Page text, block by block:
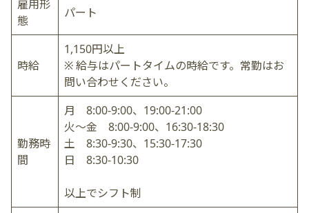
雇用形
態
パート
時給
1,150円以上
※ 給与はパートタイムの時給です。常勤はお
問い合わせください。
勤務時
間
月 8:00-9:00、19:00-21:00
火〜金 8:00-9:00、16:30-18:30
土 8:30-9:30、15:30-17:30
日 8:30-10:30
以上でシフト制